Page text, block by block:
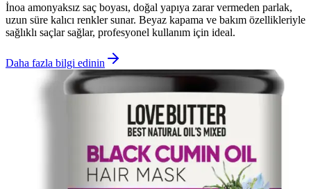
İnoa amonyaksız saç boyası, doğal yapıya zarar vermeden parlak,
uzun süre kalıcı renkler sunar. Beyaz kapama ve bakım özellikleriyle
sağlıklı saçlar sağlar, profesyonel kullanım için ideal.
Daha fazla bilgi edinin